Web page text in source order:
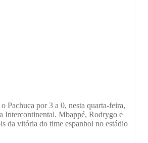
Pachuca por 3 a 0, nesta quarta-feira,
Intercontinental. Mbappé, Rodrygo e
da vitória do time espanhol no estádio